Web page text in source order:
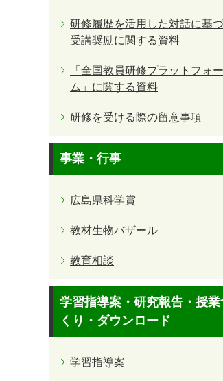
研修履歴を活用した対話に基づ
受講奨励に関する資料
「全国教員研修プラットフォー
ム」に関する資料
研修を受ける際の留意事項
事業・行事
広島県科学賞
教材生物バザール
教育相談
学習指導案・研究報告・授業
くり・ダウンロード
学習指導案